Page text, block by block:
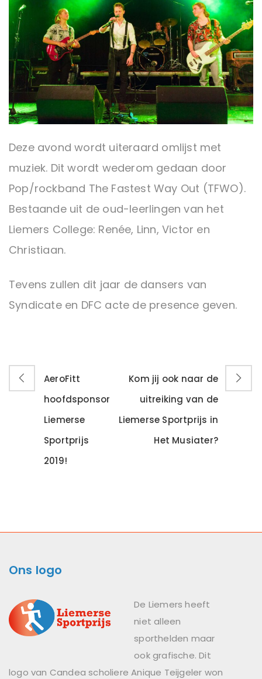
Deze avond wordt uiteraard omlijst met
muziek. Dit wordt wederom gedaan door
Pop/rockband The Fastest Way Out (TFWO).
Bestaande uit de oud-leerlingen van het
Liemers College: Renée, Linn, Victor en
Christiaan.
Tevens zullen dit jaar de dansers van
Syndicate en DFC acte de presence geven.
AeroFitt
hoofdsponsor
Liemerse
Sportprijs
2019!
Kom jij ook naar de
uitreiking van de
Liemerse Sportprijs in
Het Musiater?
Ons logo
De Liemers heeft
niet alleen
sporthelden maar
ook grafische. Dit
logo van Candea scholiere Anique Teijgeler won